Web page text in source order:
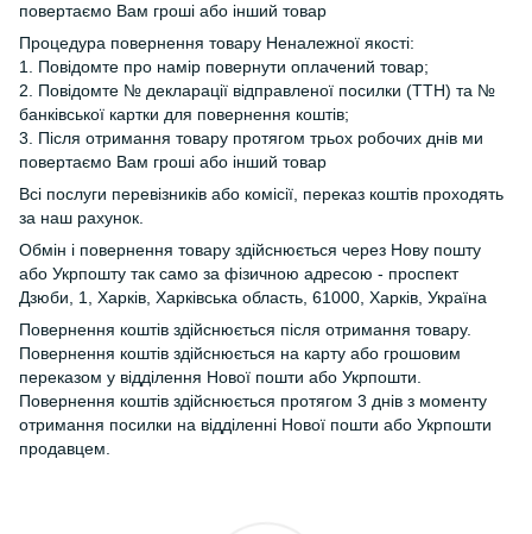
повертаємо Вам гроші або інший товар
Процедура повернення товару Неналежної якості:
1. Повідомте про намір повернути оплачений товар;
2. Повідомте № декларації відправленої посилки (ТТН) та №
банківської картки для повернення коштів;
3. Після отримання товару протягом трьох робочих днів ми
повертаємо Вам гроші або інший товар
Всі послуги перевізників або комісії, переказ коштів проходять
за наш рахунок.
Обмін і повернення товару здійснюється через Нову пошту
або Укрпошту так само за фізичною адресою - проспект
Дзюби, 1, Харків, Харківська область, 61000, Харків, Україна
Повернення коштів здійснюється після отримання товару.
Повернення коштів здійснюється на карту або грошовим
переказом у відділення Нової пошти або Укрпошти.
Повернення коштів здійснюється протягом 3 днів з моменту
отримання посилки на відділенні Нової пошти або Укрпошти
продавцем.